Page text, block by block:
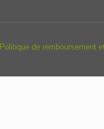
Politique de remboursement